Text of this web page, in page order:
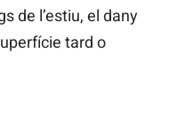
de l’estiu, el dany
tard o